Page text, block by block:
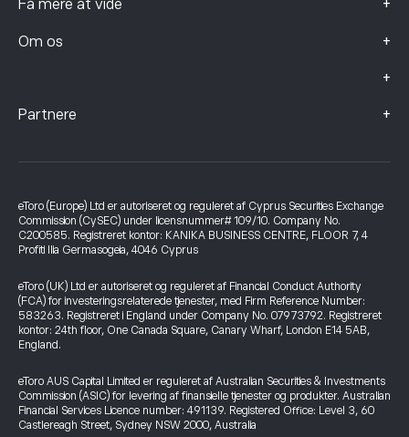
Få mere at vide +
Om os +
+
Partnere +
eToro (Europe) Ltd er autoriseret og reguleret af Cyprus Securities Exchange
Commission (CySEC) under licensnummer# 109/10. Company No.
C200585. Registreret kontor: KANIKA BUSINESS CENTRE, FLOOR 7, 4
Profiti Ilia Germasogeia, 4046 Cyprus
eToro (UK) Ltd er autoriseret og reguleret af Financial Conduct Authority
(FCA) for investeringsrelaterede tjenester, med Firm Reference Number:
583263. Registreret i England under Company No. 07973792. Registreret
kontor: 24th floor, One Canada Square, Canary Wharf, London E14 5AB,
England.
eToro AUS Capital Limited er reguleret af Australian Securities & Investments
Commission (ASIC) for levering af finansielle tjenester og produkter. Australian
Financial Services Licence number: 491139. Registered Office: Level 3, 60
Castlereagh Street, Sydney NSW 2000, Australia